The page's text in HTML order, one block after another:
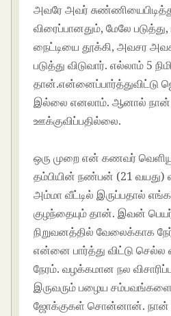
அவரே அவர்
விரைப்பானதும், மேலே
நைட்டியை தூக்கி, அவசர
படுத்து விடுவார். எல்லாம் 5
தான்.என்னைப்பார்த்துவிட்டு
இல்லை எனலாம். ஆனால் நான்
ஊக்குவிப்பதில்லை.
ஒரு முறை என் கணவர்
தம்பியின் நண்பன் (21 வயது)
அம்மா வீட்டில் இருப்பதால்
குழந்தையும் தான். இவன் பெயர்
நிறுவனத்தில் வேலைக்காக
என்னை பார்த்து விட்டு
நேரம். வழக்கமான நல
இருவரும் பழைய
ஜோக்குகள் சொன்னான். நான்